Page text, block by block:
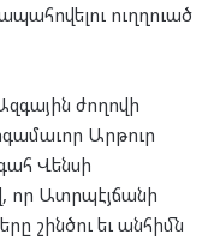
ուղղուած
ժողովի
Արթուր
Վենսի
որ Ատրպէյճանի
շինծու եւ անհիմն